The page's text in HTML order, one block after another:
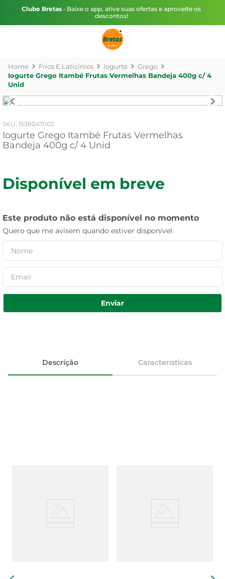
Clube Bretas • Baixe o app, ative suas ofertas e aproveite os
descontos!
Frios E Laticínios Iogurte
Grego
Iogurte Grego Itambé Frutas Vermelhas Bandeja 400g c/ 4
Unid
: 1538047002
Iogurte Grego Itambé Frutas Vermelhas
Bandeja 400g c/ 4 Unid
Disponível em breve
Este produto não está disponível no momento
Quero que me avisem quando estiver disponível
Enviar
Descrição Características